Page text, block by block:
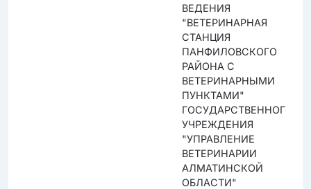
ВЕДЕНИЯ
"ВЕТЕРИНАРНАЯ
СТАНЦИЯ
ПАНФИЛОВСКОГО
РАЙОНА С
ВЕТЕРИНАРНЫМИ
ПУНКТАМИ"
ГОСУДАРСТВЕННОГО
УЧРЕЖДЕНИЯ
"УПРАВЛЕНИЕ
ВЕТЕРИНАРИИ
АЛМАТИНСКОЙ
ОБЛАСТИ"